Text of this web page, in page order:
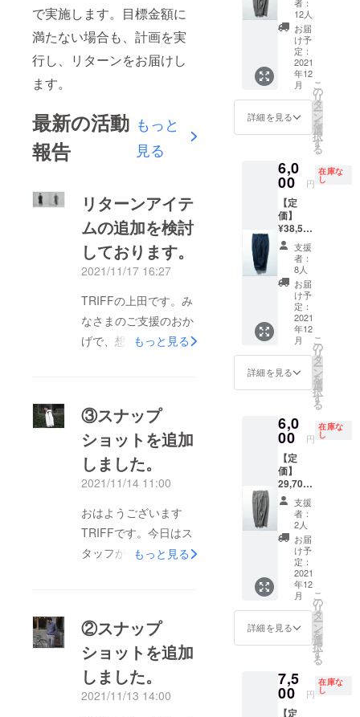
で実施します。目標金額に
満たない場合も、計画を実
行し、リターンをお届けし
ます。
最新の活動
報告
もっと
見る
リターンアイテ
ムの追加を検討
しております。
2021/11/17 16:27
TRIFFの上田です。み
なさまのご支援のおか
げで、想定していた目
コメントも胸が熱くな
る内容が多く、本当に
感謝しております。あ
らためて、本当にあり
た、想定していた以上
にご支援をいただくこ
とができたため、アイ
になっております。プ
ロジェクト終了が、あ
と一ヶ月先であること
を考え、本当に微量で
はあるのですが、もう
もっと見る
③スナップ
ショットを追加
しました。
2021/11/14 11:00
おはようございます
TRIFFです。今日はス
タッフが好きなホワイ
はない肉厚な素材と立
体的なシルエットにこ
だわった一枚で、ふっ
くらとした風合いと襟
もっと見る
②スナップ
ショットを追加
しました。
2021/11/13 14:00
ンの優
雅なシ
ルエッ
トが女
性らし
さを引
き立て
てくれ
ルトリ
ボンを
ば、サ
イズの
調整も
可能。
ト生地
を贅沢
に使
用。体
を包み
込む大
判サイ
ズで、
暖かい
倒的な
存在感
を纏う
ことが
出来
る。ア
ウター
の上か
ら羽織
るのも
よし。
イエ
ロー×ホ
ワイ
ト、グ
レー×ネ
イビー
の2種展
ブルな
ので合
わせる
服や気
分次第
で印象
を変え
られ
る。
リエス
テル
100%
・生産
MADE
CHINA
・モデ
うたび
に、高
揚感を
感じら
れるス
カー
ト」を
作りた
いとい
う思い
で生ま
れたア
イテ
ム。上
質な
スー
パー
ドレー
プが、
装いに
特別感
をもた
らし、
Ａライ
ンの優
雅なシ
ルエッ
トが女
性らし
さを引
き立て
てくれ
ルトリ
ボンを
ば、サ
イズの
調整も
【アイ
テム説
明】 ・
サイズ
M：ウ
エス
ト:84c
m ヒッ
プ:107c
m 股
上:27c
下:69c
m ・素
材 表
地：
ウール
50％
ポリエ
ステル
50％ 裏
地：ポ
リエス
テル
100％
・生産
国
MADE
ル身長
181cm
「いつ
もの装
いをワ
ンラン
ク上
に」引
き上げ
る、こ
だわり
のテー
パード
パン
ツ。ハ
ウンド
トゥー
合わせ
ること
で、上
12人
お届
け予
定：
2021
年12
月
詳細を見る
こ
の
リ
タ
ー
ン
を
選
択
す
る
6,0
00 円
在庫な
し
【定
価】
¥38,500
（税
込）
【アイ
テム説
明】 パ
ンツの
ウエス
トはド
ロー
コード
の仕
様。 ・
サイズ
L： ウ
エスト
82cm
ヒッ
プ:110c
m 股
上:26.5
cm 股
下:69c
m ・
素材 本
体：
コット
100％
リブ：
コット
ポリ
ン5% ・
生産国
MADE
支援
者：
8人
お届
け予
定：
2021
年12
月
詳細を見る
こ
の
リ
タ
ー
ン
を
選
択
す
る
6,0
00 円
在庫な
し
【定
価】
29,700
円（税
込）
【アイ
テム説
明】 ・
サイズ
M：ウ
エス
ト:84c
m ヒッ
プ:107c
m 股
上:27c
下:69c
m ・素
材 表
支援
者：
2人
お届
け予
定：
2021
年12
月
詳細を見る
こ
の
リ
タ
ー
ン
を
選
択
す
る
7,5
00 円
在庫な
し
【定